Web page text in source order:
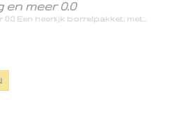
meer 0.0
Een heerlijk borrelpakket, met…